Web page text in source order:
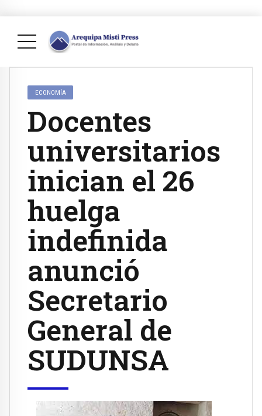
ECONOMÍA
Docentes
universitarios
inician el 26
huelga
indefinida
anunció
Secretario
General de
SUDUNSA